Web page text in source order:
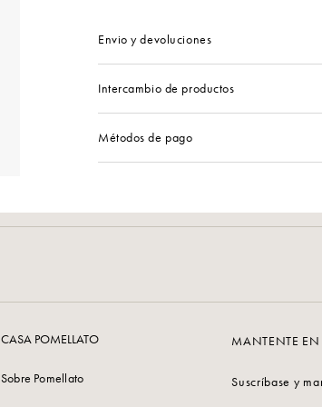
Envio y devoluciones
Intercambio de productos
Métodos de pago
CASA POMELLATO
Sobre Pomellato
MANTENTE
Suscríbase y